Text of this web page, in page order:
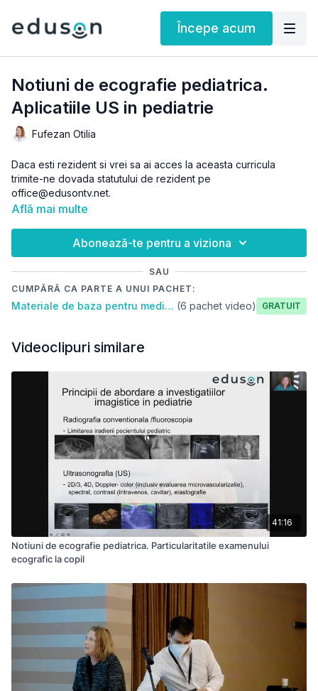
Începe acum
Notiuni de ecografie pediatrica.
Aplicatiile US in pediatrie
Fufezan Otilia
Daca esti rezident si vrei sa ai acces la aceasta curricula
trimite-ne dovada statutului de rezident pe
office@edusontv.net.
Află mai multe
Abonează-te pentru a viziona
SAU
CUMPĂRĂ CA PARTE A UNUI PACHET:
Materiale de baza pentru medicul de familie (6 pachet video) Gratuit
Videoclipuri similare
41:16
Notiuni de ecografie pediatrica. Particularitatile examenului
ecografic la copil